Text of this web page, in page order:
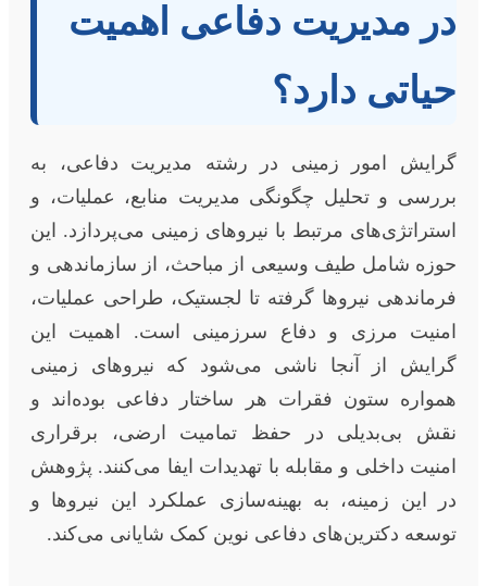
در مدیریت دفاعی اهمیت
حیاتی دارد؟
گرایش امور زمینی در رشته مدیریت دفاعی، به
بررسی و تحلیل چگونگی مدیریت منابع، عملیات، و
استراتژی‌های مرتبط با نیروهای زمینی می‌پردازد. این
حوزه شامل طیف وسیعی از مباحث، از سازماندهی و
فرماندهی نیروها گرفته تا لجستیک، طراحی عملیات،
امنیت مرزی و دفاع سرزمینی است. اهمیت این
گرایش از آنجا ناشی می‌شود که نیروهای زمینی
همواره ستون فقرات هر ساختار دفاعی بوده‌اند و
نقش بی‌بدیلی در حفظ تمامیت ارضی، برقراری
امنیت داخلی و مقابله با تهدیدات ایفا می‌کنند. پژوهش
در این زمینه، به بهینه‌سازی عملکرد این نیروها و
توسعه دکترین‌های دفاعی نوین کمک شایانی می‌کند.